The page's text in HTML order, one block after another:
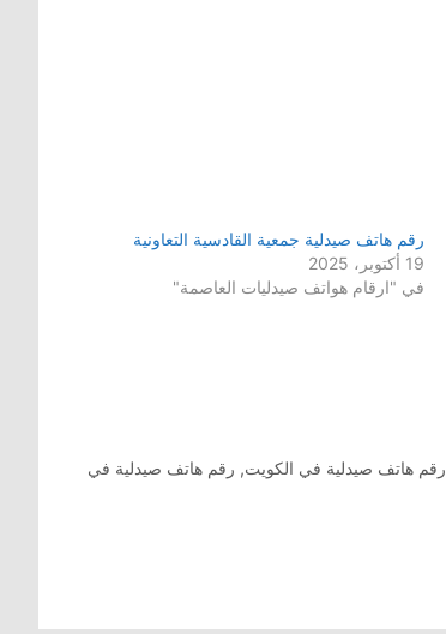
رقم هاتف صيدلية جمعية القادسية التعاونية
19 أكتوبر، 2025
في "ارقام هواتف صيدليات العاصمة"
رقم هاتف صيدلية في الكويت, رقم هاتف صيدلية في